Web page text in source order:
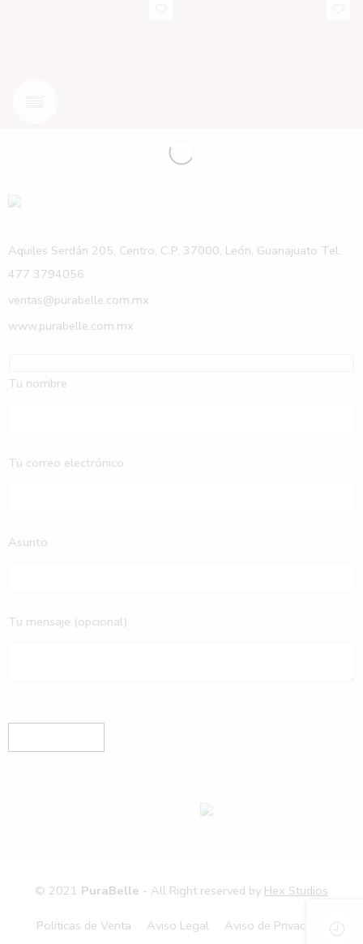
Aquiles Serdán 205, Centro, C.P. 37000, León, Guanajuato Tel.
477 3794056
ventas@purabelle.com.mx
www.purabelle.com.mx
Tu nombre
Tu correo electrónico
Asunto
Tu mensaje (opcional)
© 2021 PuraBelle - All Right reserved by Hex Studios
Políticas de Venta Aviso Legal Aviso de Privacidad